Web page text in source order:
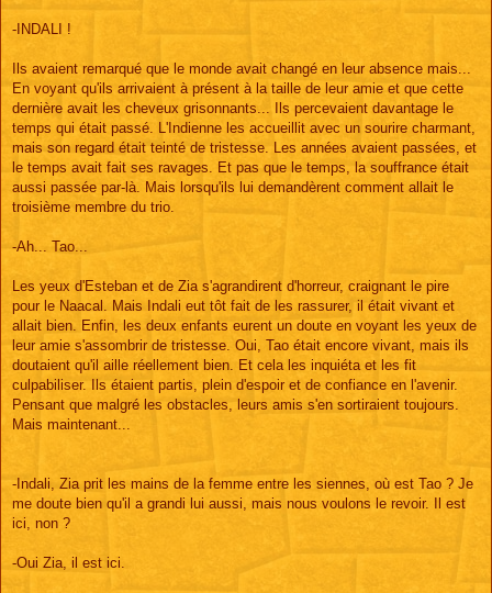
-INDALI !
Ils avaient remarqué que le monde avait changé en leur absence mais...
En voyant qu'ils arrivaient à présent à la taille de leur amie et que cette
dernière avait les cheveux grisonnants... Ils percevaient davantage le
temps qui était passé. L'Indienne les accueillit avec un sourire charmant,
mais son regard était teinté de tristesse. Les années avaient passées, et
le temps avait fait ses ravages. Et pas que le temps, la souffrance était
aussi passée par-là. Mais lorsqu'ils lui demandèrent comment allait le
troisième membre du trio.
-Ah... Tao...
Les yeux d'Esteban et de Zia s'agrandirent d'horreur, craignant le pire
pour le Naacal. Mais Indali eut tôt fait de les rassurer, il était vivant et
allait bien. Enfin, les deux enfants eurent un doute en voyant les yeux de
leur amie s'assombrir de tristesse. Oui, Tao était encore vivant, mais ils
doutaient qu'il aille réellement bien. Et cela les inquiéta et les fit
culpabiliser. Ils étaient partis, plein d'espoir et de confiance en l'avenir.
Pensant que malgré les obstacles, leurs amis s'en sortiraient toujours.
Mais maintenant...
-Indali, Zia prit les mains de la femme entre les siennes, où est Tao ? Je
me doute bien qu'il a grandi lui aussi, mais nous voulons le revoir. Il est
ici, non ?
-Oui Zia, il est ici.